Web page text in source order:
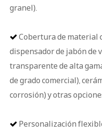
granel).
 Cobertura de material
dispensador de jabón de
transparente de alta
de grado comercial),
corrosión) y otras
 Personalización